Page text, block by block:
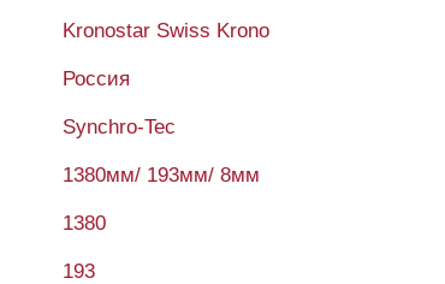
Kronostar Swiss Krono
Россия
Synchro-Tec
1380мм/ 193мм/ 8мм
1380
193